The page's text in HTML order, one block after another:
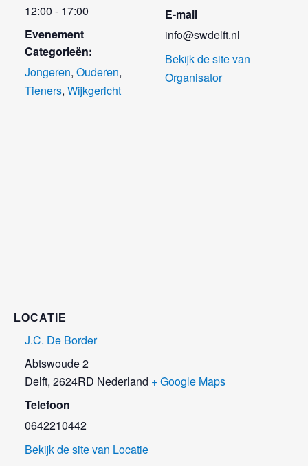
12:00 - 17:00
Evenement
Categorieën:
Jongeren, Ouderen,
Tieners, Wijkgericht
E-mail
info@swdelft.nl
Bekijk de site van
Organisator
LOCATIE
J.C. De Border
Abtswoude 2
Delft, 2624RD Nederland + Google Maps
Telefoon
0642210442
Bekijk de site van Locatie